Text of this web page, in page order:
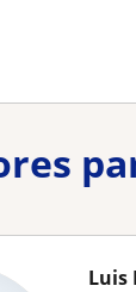
Luis